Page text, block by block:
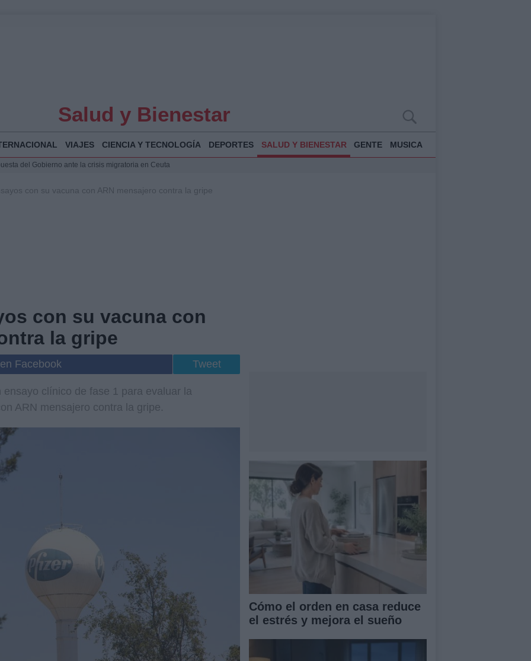
Salud y Bienestar
VIAJES CIENCIA Y TECNOLOGÍA DEPORTES SALUD Y BIENESTAR GENTE MUSICA
del Gobierno ante la crisis migratoria en Ceuta
Juan Jesús Vivas en Palma para analizar la situación en Ceuta
con su vacuna con ARN mensajero contra la gripe
con su vacuna con
la gripe
Facebook Tweet
clínico de fase 1 para evaluar la
ARN mensajero contra la gripe.
Cómo el orden en casa reduce
el estrés y mejora el sueño